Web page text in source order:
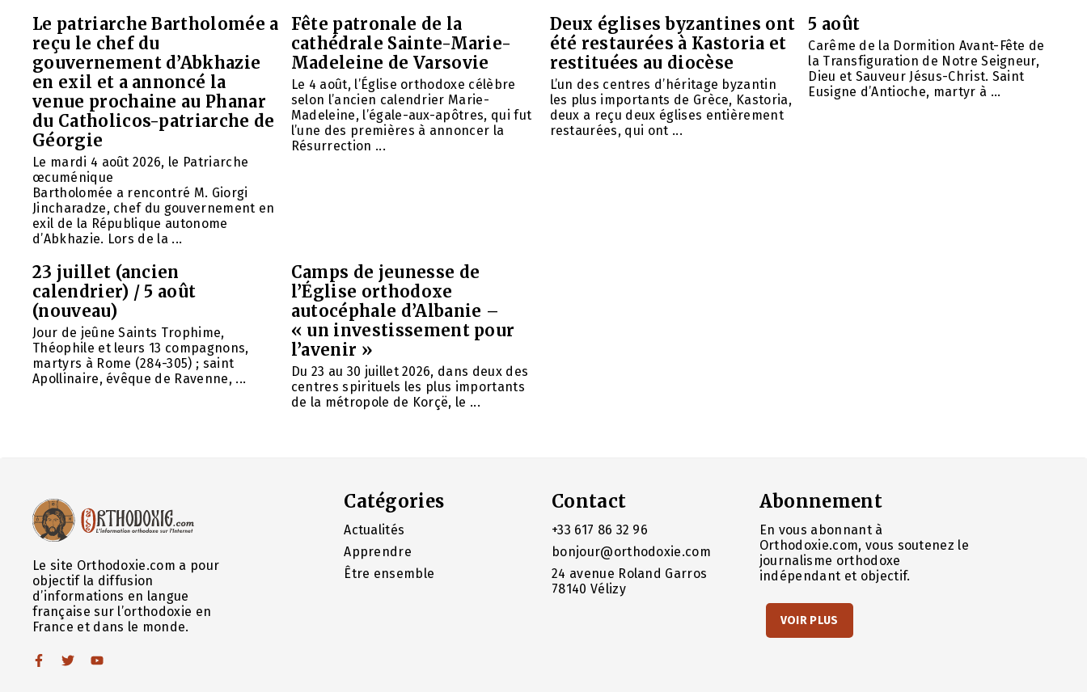
Le patriarche Bartholomée a
reçu le chef du
gouvernement d’Abkhazie
en exil et a annoncé la
venue prochaine au Phanar
du Catholicos-patriarche de
Géorgie
Le mardi 4 août 2026, le Patriarche
œcuménique
Bartholomée a rencontré M. Giorgi
Jincharadze, chef du gouvernement en
exil de la République autonome
d’Abkhazie. Lors de la ...
Fête patronale de la
cathédrale Sainte-Marie-
Madeleine de Varsovie
Le 4 août, l’Église orthodoxe célèbre
selon l’ancien calendrier Marie-
Madeleine, l’égale-aux-apôtres, qui fut
l’une des premières à annoncer la
Résurrection ...
Deux églises byzantines ont
été restaurées à Kastoria et
restituées au diocèse
L’un des centres d’héritage byzantin
les plus importants de Grèce, Kastoria,
deux a reçu deux églises entièrement
restaurées, qui ont ...
5 août
Carême de la Dormition Avant-Fête de
la Transfiguration de Notre Seigneur,
Dieu et Sauveur Jésus-Christ. Saint
Eusigne d’Antioche, martyr à ...
23 juillet (ancien
calendrier) / 5 août
(nouveau)
Jour de jeûne Saints Trophime,
Théophile et leurs 13 compagnons,
martyrs à Rome (284-305) ; saint
Apollinaire, évêque de Ravenne, ...
Camps de jeunesse de
l’Église orthodoxe
autocéphale d’Albanie –
« un investissement pour
l’avenir »
Du 23 au 30 juillet 2026, dans deux des
centres spirituels les plus importants
de la métropole de Korçë, le ...
Le site Orthodoxie.com a pour
objectif la diffusion
d’informations en langue
française sur l’orthodoxie en
France et dans le monde.
Catégories
Actualités
Apprendre
Être ensemble
Contact
+33 617 86 32 96
bonjour@orthodoxie.com
24 avenue Roland Garros
78140 Vélizy
Abonnement
En vous abonnant à
Orthodoxie.com, vous soutenez le
journalisme orthodoxe
indépendant et objectif.
VOIR PLUS